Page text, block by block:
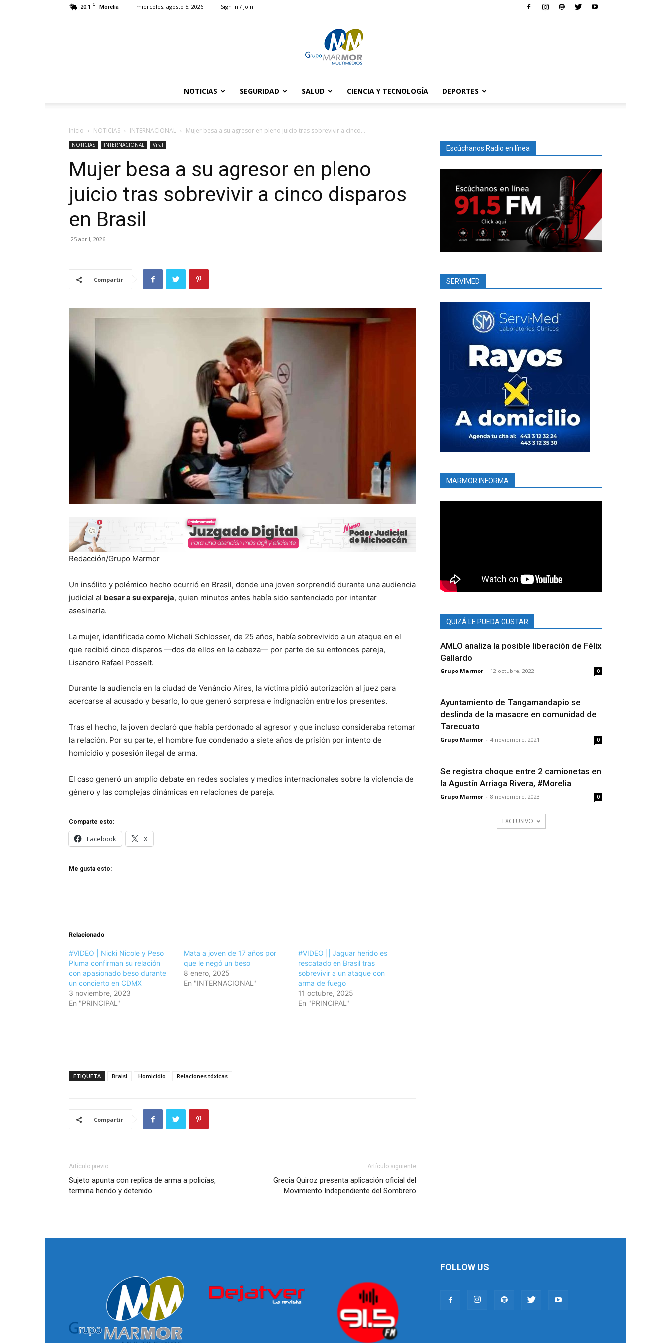
20.1 C Morelia miércoles, agosto 5, 2026 Sign in / Join
Marmor
NOTICIAS SEGURIDAD SALUD CIENCIA Y TECNOLOGÍA DEPORTES
Inicio NOTICIAS INTERNACIONAL Mujer besa a su agresor en pleno juicio tras sobrevivir a cinco...
NOTICIAS INTERNACIONAL Viral
Mujer besa a su agresor en pleno
juicio tras sobrevivir a cinco disparos
en Brasil
25 abril, 2026
Compartir
Redacción/Grupo Marmor
Un insólito y polémico hecho ocurrió en Brasil, donde una joven sorprendió durante una audiencia
judicial al besar a su expareja, quien minutos antes había sido sentenciado por intentar
asesinarla.
La mujer, identificada como Micheli Schlosser, de 25 años, había sobrevivido a un ataque en el
que recibió cinco disparos —dos de ellos en la cabeza— por parte de su entonces pareja,
Lisandro Rafael Posselt.
Durante la audiencia en la ciudad de Venâncio Aires, la víctima pidió autorización al juez para
acercarse al acusado y besarlo, lo que generó sorpresa e indignación entre los presentes.
Tras el hecho, la joven declaró que había perdonado al agresor y que incluso consideraba retomar
la relación. Por su parte, el hombre fue condenado a siete años de prisión por intento de
homicidio y posesión ilegal de arma.
El caso generó un amplio debate en redes sociales y medios internacionales sobre la violencia de
género y las complejas dinámicas en relaciones de pareja.
Comparte esto:
Facebook X
Me gusta esto:
Relacionado
#VIDEO | Nicki Nicole y Peso
Pluma confirman su relación
con apasionado beso durante
un concierto en CDMX
3 noviembre, 2023
En "PRINCIPAL"
Mata a joven de 17 años por
que le negó un beso
8 enero, 2025
En "INTERNACIONAL"
#VIDEO || Jaguar herido es
rescatado en Brasil tras
sobrevivir a un ataque con
arma de fuego
11 octubre, 2025
En "PRINCIPAL"
ETIQUETA Braisl Homicidio Relaciones tóxicas
Compartir
Artículo previo
Sujeto apunta con replica de arma a policías,
termina herido y detenido
Artículo siguiente
Grecia Quiroz presenta aplicación oficial del
Movimiento Independiente del Sombrero
Escúchanos Radio en línea
SERVIMED
MARMOR INFORMA
QUIZÁ LE PUEDA GUSTAR
AMLO analiza la posible liberación de Félix
Gallardo
Grupo Marmor - 12 octubre, 2022 0
Ayuntamiento de Tangamandapio se
deslinda de la masacre en comunidad de
Tarecuato
Grupo Marmor - 4 noviembre, 2021 0
Se registra choque entre 2 camionetas en
la Agustín Arriaga Rivera, #Morelia
Grupo Marmor - 8 noviembre, 2023 0
EXCLUSIVO
FOLLOW US